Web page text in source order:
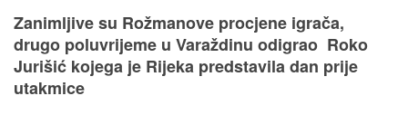
Zanimljive su Rožmanove procjene igrača,
drugo poluvrijeme u Varaždinu odigrao Roko
Jurišić kojega je Rijeka predstavila dan prije
utakmice